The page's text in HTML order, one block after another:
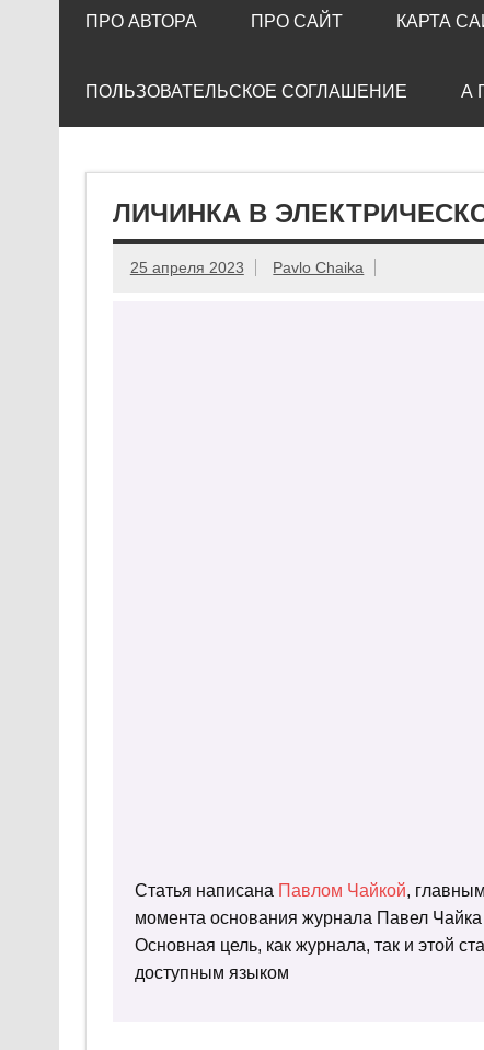
ПРО АВТОРА ПРО САЙТ КАРТА
ПОЛЬЗОВАТЕЛЬСКОЕ СОГЛАШЕНИЕ А
ЛИЧИНКА В
25 апреля 2023 Pavlo Chaika
Статья написана Павлом Чайкой,
момента основания журнала Павел
Основная цель, как журнала, так и этой
доступным языком